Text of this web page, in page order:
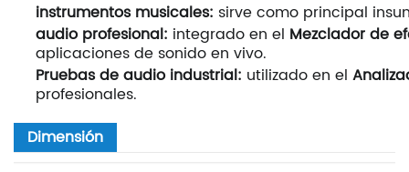
instrumentos musicales: sirve como principal
audio profesional: integrado en el Mezclador de
aplicaciones de sonido en vivo.
Pruebas de audio industrial: utilizado en el
profesionales.
Dimensión